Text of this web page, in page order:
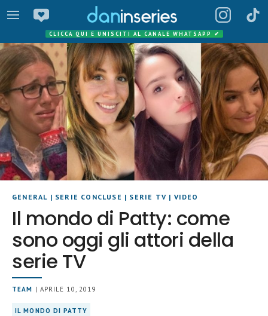
CLICCA QUI E UNISCITI AL CANALE WHATSAPP ✔
GENERAL | SERIE CONCLUSE | SERIE TV | VIDEO
Il mondo di Patty: come
sono oggi gli attori della
serie TV
TEAM | APRILE 10, 2019
IL MONDO DI PATTY